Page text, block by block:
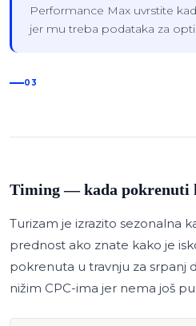
Performance Max uvrstite
jer mu treba podataka za
03
Timing — kada pokrenuti
Turizam je izrazito sezonalna
prednost ako znate kako je
pokrenuta u travnju za srpanj
nižim CPC-ima jer nema još